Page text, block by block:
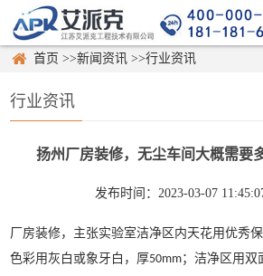
首页 >>新闻资讯 >>行业资讯
行业资讯
扬州厂房装修，无尘车间大概需要
发布时间：2023-03-07
厂房装修，主张实验室洁净区内天花用优秀
色彩用灰白或象牙白，厚50mm；洁净区用双